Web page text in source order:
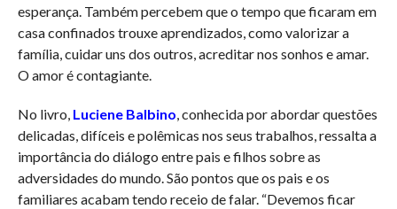
esperança. Também percebem que o tempo que ficaram em
casa confinados trouxe aprendizados, como valorizar a
família, cuidar uns dos outros, acreditar nos sonhos e amar.
O amor é contagiante.
No livro, Luciene Balbino, conhecida por abordar questões
delicadas, difíceis e polêmicas nos seus trabalhos, ressalta a
importância do diálogo entre pais e filhos sobre as
adversidades do mundo. São pontos que os pais e os
familiares acabam tendo receio de falar. “Devemos ficar